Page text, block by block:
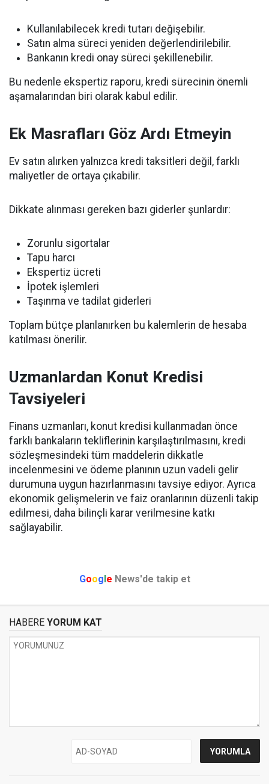
Kullanılabilecek kredi tutarı değişebilir.
Satın alma süreci yeniden değerlendirilebilir.
Bankanın kredi onay süreci şekillenebilir.
Bu nedenle ekspertiz raporu, kredi sürecinin önemli
aşamalarından biri olarak kabul edilir.
Ek Masrafları Göz Ardı Etmeyin
Ev satın alırken yalnızca kredi taksitleri değil, farklı
maliyetler de ortaya çıkabilir.
Dikkate alınması gereken bazı giderler şunlardır:
Zorunlu sigortalar
Tapu harcı
Ekspertiz ücreti
İpotek işlemleri
Taşınma ve tadilat giderleri
Toplam bütçe planlanırken bu kalemlerin de hesaba
katılması önerilir.
Uzmanlardan Konut Kredisi
Tavsiyeleri
Finans uzmanları, konut kredisi kullanmadan önce
farklı bankaların tekliflerinin karşılaştırılmasını, kredi
sözleşmesindeki tüm maddelerin dikkatle
incelenmesini ve ödeme planının uzun vadeli gelir
durumuna uygun hazırlanmasını tavsiye ediyor. Ayrıca
ekonomik gelişmelerin ve faiz oranlarının düzenli takip
edilmesi, daha bilinçli karar verilmesine katkı
sağlayabilir.
Goog e News'de takip et
HABERE YORUM KAT